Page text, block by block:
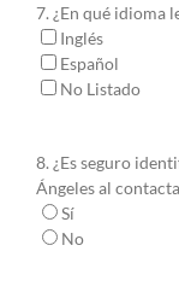
7. ¿En qué idioma
Inglés
Español
No Listado
8. ¿Es seguro
Ángeles al
Sí
No